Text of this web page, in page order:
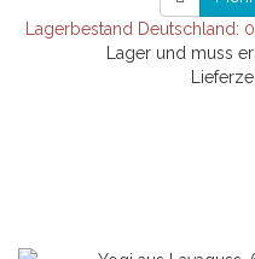
Lagerbestand Deutschland:
Lager und muss